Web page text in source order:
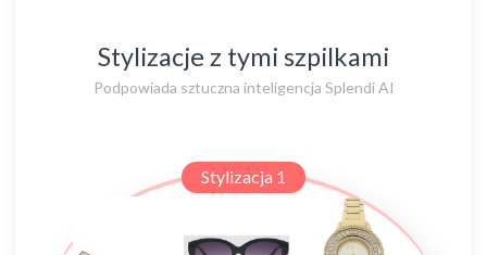
Stylizacje z tymi szpilkami
Podpowiada sztuczna inteligencja Splendi AI
Stylizacja 1